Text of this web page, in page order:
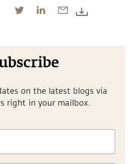
on the latest blogs via
right in your mailbox.